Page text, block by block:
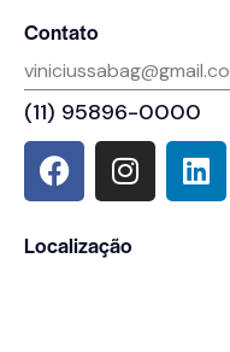
Contato
(11) 95896-0000
Localização